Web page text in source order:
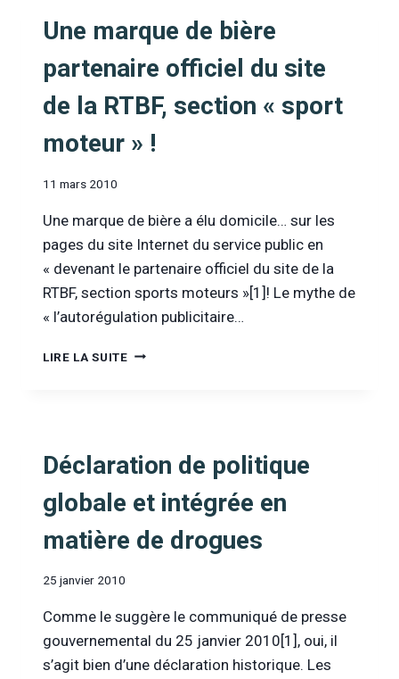
Une marque de bière
partenaire officiel du site
de la RTBF, section « sport
moteur » !
11 mars 2010
Une marque de bière a élu domicile… sur les
pages du site Internet du service public en
« devenant le partenaire officiel du site de la
RTBF, section sports moteurs »[1]! Le mythe de
« l’autorégulation publicitaire…
LIRE LA SUITEUNE
DU
DE
RTBF,
!
Déclaration de politique
globale et intégrée en
matière de drogues
25 janvier 2010
Comme le suggère le communiqué de presse
gouvernemental du 25 janvier 2010[1], oui, il
s’agit bien d’une déclaration historique. Les